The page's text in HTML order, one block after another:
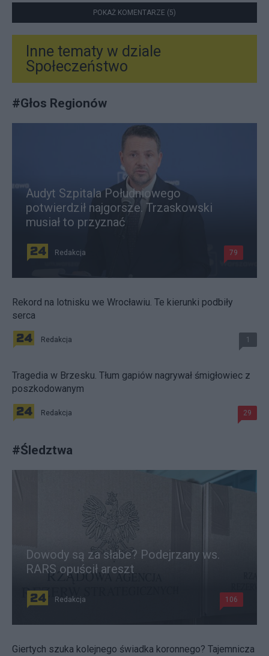
POKAŻ KOMENTARZE (5)
Inne tematy w dziale
Społeczeństwo
#Głos Regionów
Audyt Szpitala Południowego
potwierdził najgorsze. Trzaskowski
musiał to przyznać
Redakcja 79
Rekord na lotnisku we Wrocławiu. Te kierunki podbiły
serca
Redakcja 1
Tragedia w Brzesku. Tłum gapiów nagrywał śmigłowiec z
poszkodowanym
Redakcja 29
#Śledztwa
Dowody są za słabe? Podejrzany ws.
RARS opuścił areszt
Redakcja 106
Giertych szuka kolejnego świadka koronnego? Tajemnicza